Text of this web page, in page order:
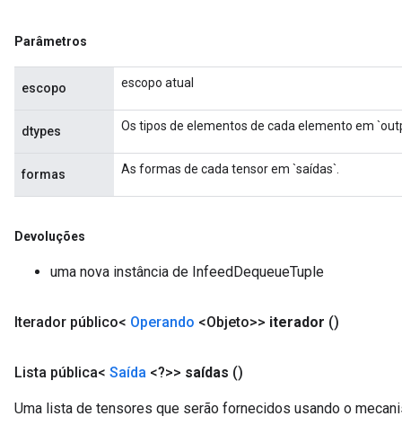
Parâmetros
escopo escopo atual
dtypes Os tipos de elementos de cada elemento em
formas As formas de cada tensor em `saídas`.
Devoluções
uma nova instância de InfeedDequeueTuple
Iterador público< Operando <Objeto>> iterador ()
Lista pública< Saída <?>> saídas ()
Uma lista de tensores que serão fornecidos usando o